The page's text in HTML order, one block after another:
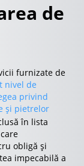
de
furnizate de
nivel de
privind
și pietrelor
în lista
obligă și
impecabilă a